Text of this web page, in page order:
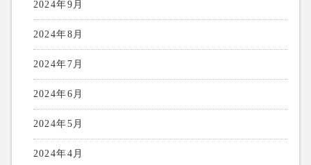
2024年9月
2024年8月
2024年7月
2024年6月
2024年5月
2024年4月